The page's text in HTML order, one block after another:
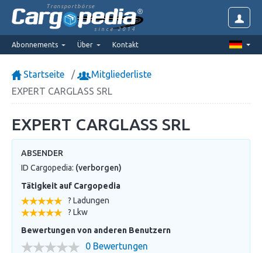
Transportbörse
since 2014
Abonnements Über Kontakt
Startseite
Mitgliederliste
EXPERT CARGLASS SRL
EXPERT CARGLASS SRL
ABSENDER
ID Cargopedia: (verborgen)
Tätigkeit auf Cargopedia
? Ladungen
? Lkw
Bewertungen von anderen Benutzern
0 Bewertungen